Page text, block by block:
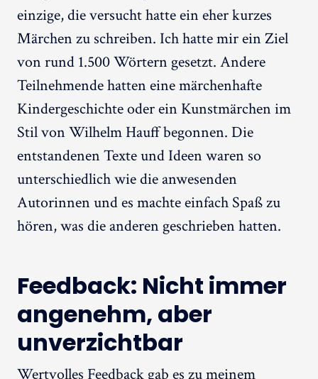
einzige, die versucht hatte ein eher kurzes
Märchen zu schreiben. Ich hatte mir ein Ziel
von rund 1.500 Wörtern gesetzt. Andere
Teilnehmende hatten eine märchenhafte
Kindergeschichte oder ein Kunstmärchen im
Stil von Wilhelm Hauff begonnen. Die
entstandenen Texte und Ideen waren so
unterschiedlich wie die anwesenden
Autorinnen und es machte einfach Spaß zu
hören, was die anderen geschrieben hatten.
Feedback: Nicht immer
angenehm, aber
unverzichtbar
Wertvolles Feedback gab es zu meinem